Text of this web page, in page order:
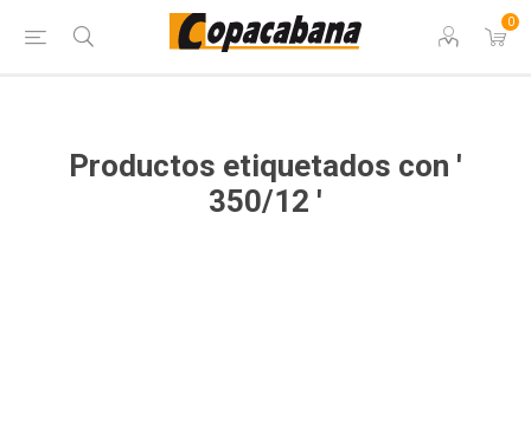
0
Productos etiquetados con '
350/12 '